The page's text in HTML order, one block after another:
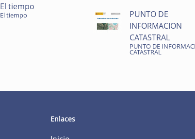
El tiempo
El tiempo
PUNTO DE
INFORMACION
CATASTRAL
PUNTO DE
CATASTRAL
Enlaces